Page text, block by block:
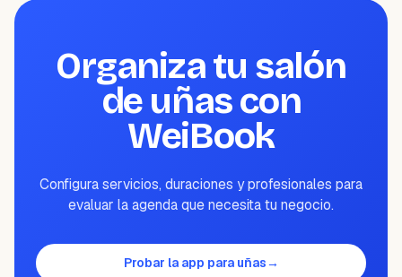
Organiza tu salón
de uñas con
WeiBook
Configura servicios, duraciones y profesionales para
evaluar la agenda que necesita tu negocio.
Probar la app para uñas→